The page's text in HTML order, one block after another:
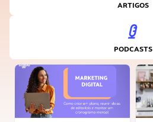
ARTIGOS
PODCASTS